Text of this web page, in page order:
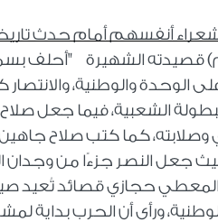
أنفسهم أمام حدث
الأبنودي (1938-2015م) قصيدته
الوحدة والوطنية،
جعل النصر جزءًا من وجدان
المعطي حجازي قصائد تُعيد
ورأى أن الحرب